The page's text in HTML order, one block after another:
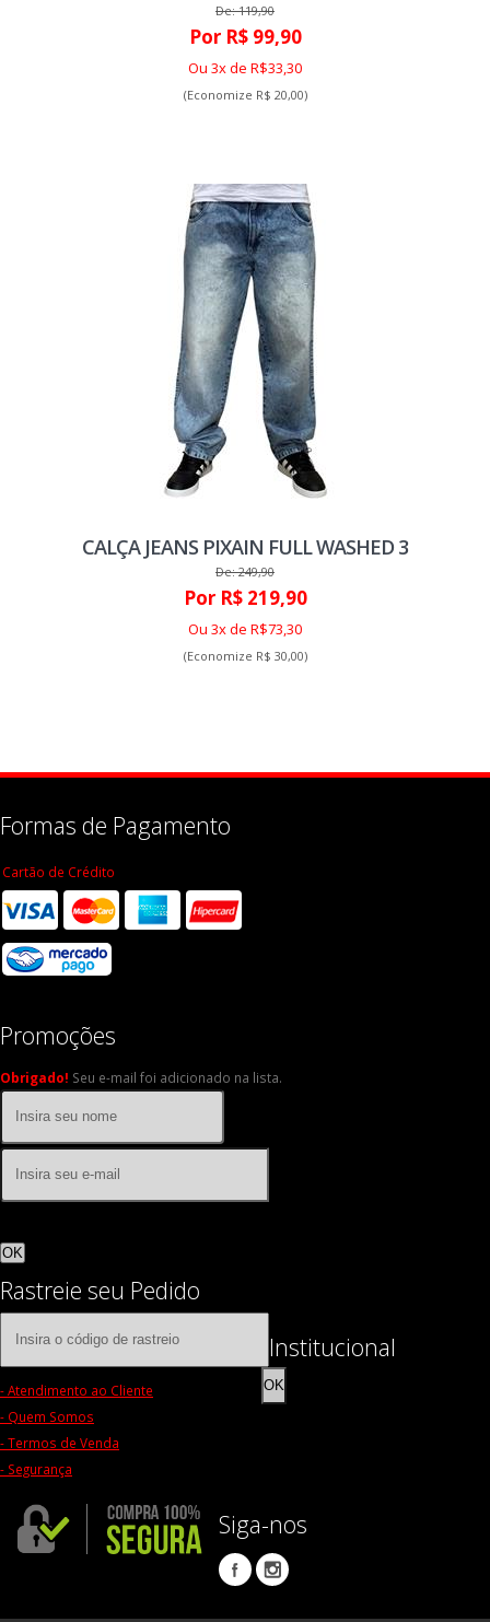
De: 119,90
Por R$ 99,90
Ou 3x de R$33,30
(Economize R$ 20,00)
CALÇA JEANS PIXAIN FULL WASHED 3
De: 249,90
Por R$ 219,90
Ou 3x de R$73,30
(Economize R$ 30,00)
Formas de Pagamento
Cartão de Crédito
Promoções
Obrigado! Seu e-mail foi adicionado na lista.
OK
Rastreie seu Pedido
OK
Institucional
- Atendimento ao Cliente
- Quem Somos
- Termos de Venda
- Segurança
Siga-nos